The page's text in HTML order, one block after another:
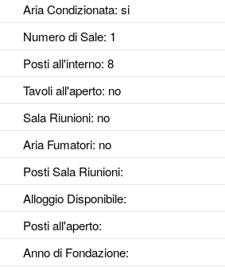
Aria Condizionata: si
Numero di Sale: 1
Posti all'interno: 8
Tavoli all'aperto: no
Sala Riunioni: no
Aria Fumatori: no
Posti Sala Riunioni:
Alloggio Disponibile:
Posti all'aperto:
Anno di Fondazione: